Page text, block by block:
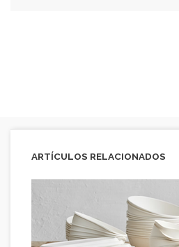
ARTÍCULOS RELACIONADOS